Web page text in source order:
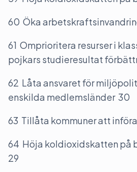
60 Öka
61 Omprioritera resurser i
pojkars studieresultat
62 Låta ansvaret för
enskilda medlemsländer 30
63 Tillåta kommuner att
64 Höja koldioxidskatten på
29